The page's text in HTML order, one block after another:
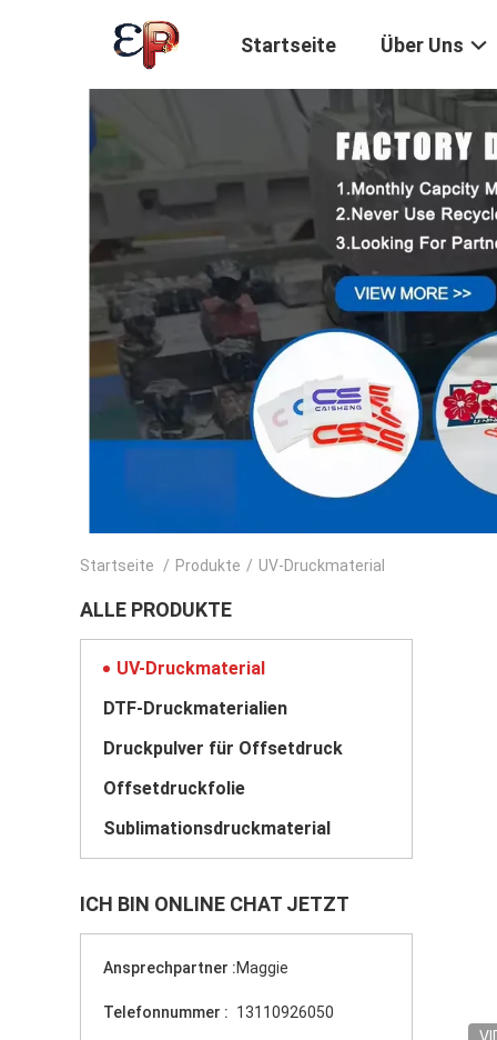
Startseite Über Uns
Startseite / Produkte / UV-Druckmaterial
ALLE PRODUKTE
UV-Druckmaterial
DTF-Druckmaterialien
Druckpulver für Offsetdruck
Offsetdruckfolie
Sublimationsdruckmaterial
ICH BIN ONLINE CHAT JETZT
Ansprechpartner :Maggie
Telefonnummer : 13110926050